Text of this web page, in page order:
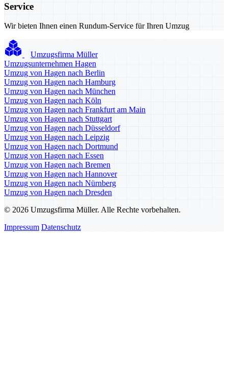
Service
Wir bieten Ihnen einen Rundum-Service für Ihren Umzug
Umzugsfirma Müller
Umzugsunternehmen Hagen
Umzug von Hagen nach Berlin
Umzug von Hagen nach Hamburg
Umzug von Hagen nach München
Umzug von Hagen nach Köln
Umzug von Hagen nach Frankfurt am Main
Umzug von Hagen nach Stuttgart
Umzug von Hagen nach Düsseldorf
Umzug von Hagen nach Leipzig
Umzug von Hagen nach Dortmund
Umzug von Hagen nach Essen
Umzug von Hagen nach Bremen
Umzug von Hagen nach Hannover
Umzug von Hagen nach Nürnberg
Umzug von Hagen nach Dresden
© 2026 Umzugsfirma Müller. Alle Rechte vorbehalten.
Impressum Datenschutz